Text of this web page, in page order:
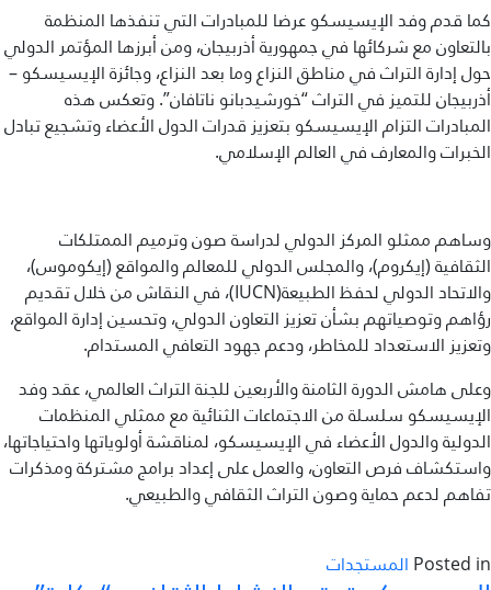
كما قدم وفد الإيسيسكو عرضا للمبادرات التي تنفذها المنظمة
بالتعاون مع شركائها في جمهورية أذربيجان، ومن أبرزها المؤتمر الدولي
حول إدارة التراث في مناطق النزاع وما بعد النزاع، وجائزة الإيسيسكو –
أذربيجان للتميز في التراث “خورشيدبانو ناتافان”. وتعكس هذه
المبادرات التزام الإيسيسكو بتعزيز قدرات الدول الأعضاء وتشجيع تبادل
الخبرات والمعارف في العالم الإسلامي.
وساهم ممثلو المركز الدولي لدراسة صون وترميم الممتلكات
الثقافية (إيكروم)، والمجلس الدولي للمعالم والمواقع (إيكوموس)،
والاتحاد الدولي لحفظ الطبيعة(IUCN)، في النقاش من خلال تقديم
رؤاهم وتوصياتهم بشأن تعزيز التعاون الدولي، وتحسين إدارة المواقع،
وتعزيز الاستعداد للمخاطر، ودعم جهود التعافي المستدام.
وعلى هامش الدورة الثامنة والأربعين للجنة التراث العالمي، عقد وفد
الإيسيسكو سلسلة من الاجتماعات الثنائية مع ممثلي المنظمات
الدولية والدول الأعضاء في الإيسيسكو، لمناقشة أولوياتها واحتياجاتها،
واستكشاف فرص التعاون، والعمل على إعداد برامج مشتركة ومذكرات
تفاهم لدعم حماية وصون التراث الثقافي والطبيعي.
Posted in المستجدات